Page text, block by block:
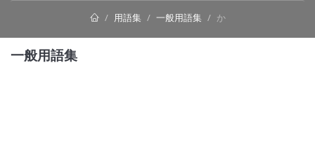
用語集 一般用語集 か
一般用語集